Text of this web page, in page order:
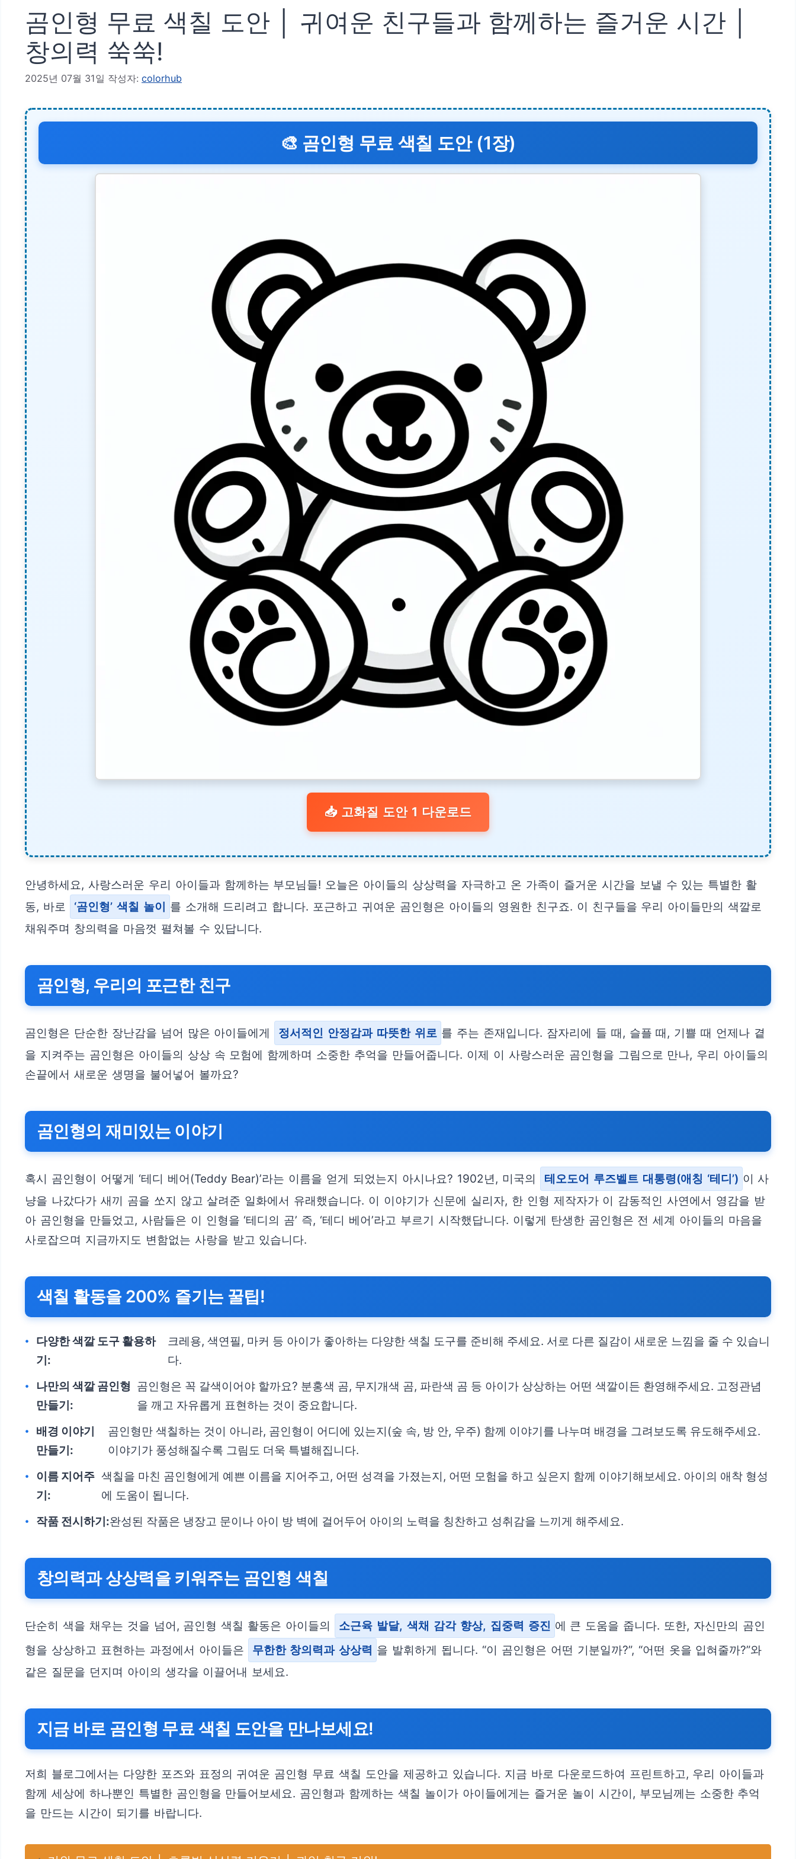
곰인형 무료 색칠 도안 │ 귀여운 친구들과 함께하는 즐거운 시간 │
창의력 쑥쑥!
2025년 07월 31일 작성자: colorhub
🎨 곰인형 무료 색칠 도안 (1장)
📥 고화질 도안 1 다운로드
안녕하세요, 사랑스러운 우리 아이들과 함께하는 부모님들! 오늘은 아이들의 상상력을 자극하고 온 가족이 즐거운 시간을 보낼 수 있는 특별한 활
동, 바로
‘곰인형’ 색칠 놀이
를 소개해 드리려고 합니다. 포근하고 귀여운 곰인형은 아이들의 영원한 친구죠. 이 친구들을 우리 아이들만의 색깔로
채워주며 창의력을 마음껏 펼쳐볼 수 있답니다.
곰인형, 우리의 포근한 친구
곰인형은 단순한 장난감을 넘어 많은 아이들에게 정서적인 안정감과 따뜻한 위로 를 주는 존재입니다. 잠자리에 들 때, 슬플 때, 기쁠 때 언제나 곁
을 지켜주는 곰인형은 아이들의 상상 속 모험에 함께하며 소중한 추억을 만들어줍니다. 이제 이 사랑스러운 곰인형을 그림으로 만나, 우리 아이들의
손끝에서 새로운 생명을 불어넣어 볼까요?
곰인형의 재미있는 이야기
혹시 곰인형이 어떻게 ‘테디 베어(Teddy Bear)’라는 이름을 얻게 되었는지 아시나요? 1902년, 미국의 테오도어 루즈벨트 대통령(애칭 ‘테디’) 이 사
냥을 나갔다가 새끼 곰을 쏘지 않고 살려준 일화에서 유래했습니다. 이 이야기가 신문에 실리자, 한 인형 제작자가 이 감동적인 사연에서 영감을 받
아 곰인형을 만들었고, 사람들은 이 인형을 ‘테디의 곰’ 즉, ‘테디 베어’라고 부르기 시작했답니다. 이렇게 탄생한 곰인형은 전 세계 아이들의 마음을
사로잡으며 지금까지도 변함없는 사랑을 받고 있습니다.
색칠 활동을 200% 즐기는 꿀팁!
다양한 색깔 도구 활용하
기:
크레용, 색연필, 마커 등 아이가 좋아하는 다양한 색칠 도구를 준비해 주세요. 서로 다른 질감이 새로운 느낌을 줄 수 있습니
다.
나만의 색깔 곰인형
만들기:
곰인형은 꼭 갈색이어야 할까요? 분홍색 곰, 무지개색 곰, 파란색 곰 등 아이가 상상하는 어떤 색깔이든 환영해주세요. 고정관념
을 깨고 자유롭게 표현하는 것이 중요합니다.
배경 이야기
만들기:
곰인형만 색칠하는 것이 아니라, 곰인형이 어디에 있는지(숲 속, 방 안, 우주) 함께 이야기를 나누며 배경을 그려보도록 유도해주세요.
이야기가 풍성해질수록 그림도 더욱 특별해집니다.
이름 지어주
기:
색칠을 마친 곰인형에게 예쁜 이름을 지어주고, 어떤 성격을 가졌는지, 어떤 모험을 하고 싶은지 함께 이야기해보세요. 아이의 애착 형성
에 도움이 됩니다.
작품 전시하기:완성된 작품은 냉장고 문이나 아이 방 벽에 걸어두어 아이의 노력을 칭찬하고 성취감을 느끼게 해주세요.
창의력과 상상력을 키워주는 곰인형 색칠
단순히 색을 채우는 것을 넘어, 곰인형 색칠 활동은 아이들의 소근육 발달, 색채 감각 향상, 집중력 증진 에 큰 도움을 줍니다. 또한, 자신만의 곰인
형을 상상하고 표현하는 과정에서 아이들은
무한한 창의력과 상상력 을 발휘하게 됩니다. “이 곰인형은 어떤 기분일까?”, “어떤 옷을 입혀줄까?”와
같은 질문을 던지며 아이의 생각을 이끌어내 보세요.
지금 바로 곰인형 무료 색칠 도안을 만나보세요!
저희 블로그에서는 다양한 포즈와 표정의 귀여운 곰인형 무료 색칠 도안을 제공하고 있습니다. 지금 바로 다운로드하여 프린트하고, 우리 아이들과
함께 세상에 하나뿐인 특별한 곰인형을 만들어보세요. 곰인형과 함께하는 색칠 놀이가 아이들에게는 즐거운 놀이 시간이, 부모님께는 소중한 추억
을 만드는 시간이 되기를 바랍니다.